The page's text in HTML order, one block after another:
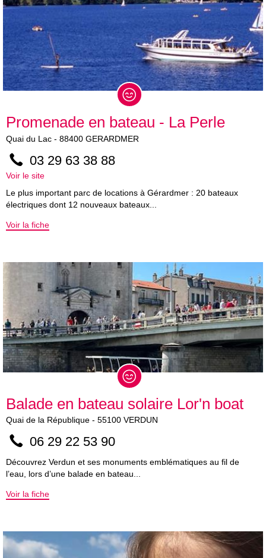
Promenade en bateau - La Perle
Quai du Lac - 88400 GERARDMER
03 29 63 38 88
Voir le site
Le plus important parc de locations à Gérardmer : 20 bateaux
électriques dont 12 nouveaux bateaux...
Voir la fiche
Balade en bateau solaire Lor'n boat
Quai de la République - 55100 VERDUN
06 29 22 53 90
Découvrez Verdun et ses monuments emblématiques au fil de
l’eau, lors d’une balade en bateau...
Voir la fiche